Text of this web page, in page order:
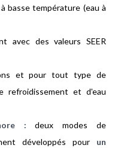
basse température (eau à
avec des valeurs SEER
et pour tout type de
refroidissement et d'eau
:deux modes de
développés pour un